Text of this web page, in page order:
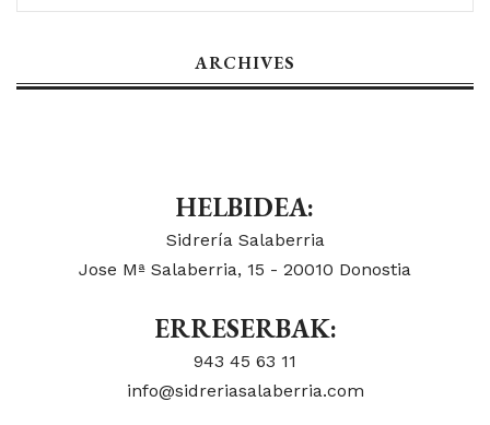
ARCHIVES
HELBIDEA:
Sidrería Salaberria
Jose Mª Salaberria, 15 - 20010 Donostia
ERRESERBAK:
943 45 63 11
info@sidreriasalaberria.com